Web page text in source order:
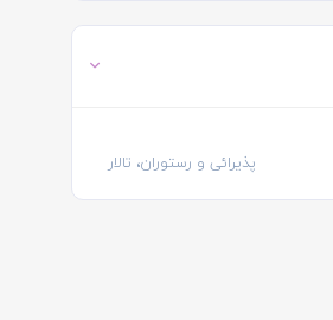
پذیرائی و رستوران، تالار